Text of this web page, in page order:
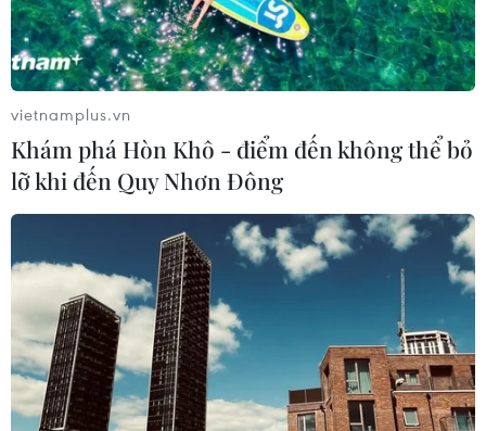
vietnamplus.vn
Khám phá Hòn Khô - điểm đến không thể bỏ
lỡ khi đến Quy Nhơn Đông